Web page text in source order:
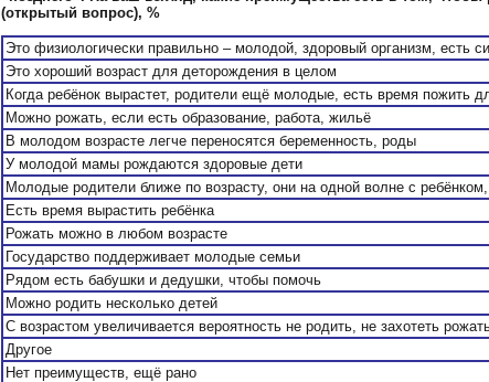
(открытый вопрос), %
Это физиологически правильно – молодой, здоровый организм, есть
Это хороший возраст для деторождения в целом
Когда ребёнок вырастет, родители ещё молодые, есть время пожить
Можно рожать, если есть образование, работа, жильё
В молодом возрасте легче переносятся беременность, роды
У молодой мамы рождаются здоровые дети
Молодые родители ближе по возрасту, они на одной волне с
Есть время вырастить ребёнка
Рожать можно в любом возрасте
Государство поддерживает молодые семьи
Рядом есть бабушки и дедушки, чтобы помочь
Можно родить несколько детей
С возрастом увеличивается вероятность не родить, не захотеть
Другое
Нет преимуществ, ещё рано